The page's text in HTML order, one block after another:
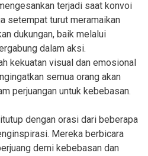
terjadi saat konvoi
setempat turut meramaikan
dukungan, baik melalui
dalam aksi.
kekuatan visual dan emosional
semua orang akan
perjuangan untuk kebebasan.
dengan orasi dari beberapa
Mereka berbicara
demi kebebasan dan